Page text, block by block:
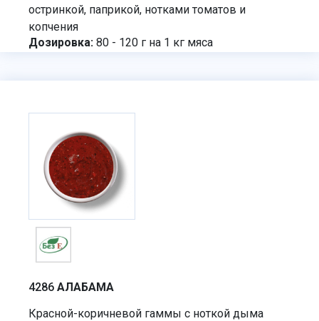
остринкой, паприкой, нотками томатов и
копчения
Дозировка: 80 - 120 г на 1 кг мяса
4286 АЛАБАМА
Красной-коричневой гаммы с ноткой дыма